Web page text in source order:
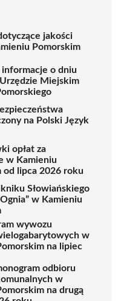
jakości
Pomorskim
o dniu
Miejskim
na Polski Język
opłat za
w Kamieniu
od lipca 2026 roku
Słowiańskiego
w Kamieniu
wywozu
w
na lipiec
odbioru
w
na drugą